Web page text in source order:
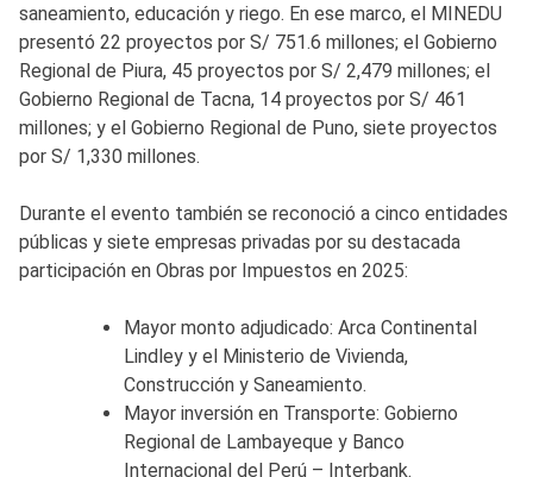
saneamiento, educación y riego. En ese marco, el MINEDU
presentó 22 proyectos por S/ 751.6 millones; el Gobierno
Regional de Piura, 45 proyectos por S/ 2,479 millones; el
Gobierno Regional de Tacna, 14 proyectos por S/ 461
millones; y el Gobierno Regional de Puno, siete proyectos
por S/ 1,330 millones.
Durante el evento también se reconoció a cinco entidades
públicas y siete empresas privadas por su destacada
participación en Obras por Impuestos en 2025:
Mayor monto adjudicado: Arca Continental
Lindley y el Ministerio de Vivienda,
Construcción y Saneamiento.
Mayor inversión en Transporte: Gobierno
Regional de Lambayeque y Banco
Internacional del Perú – Interbank.